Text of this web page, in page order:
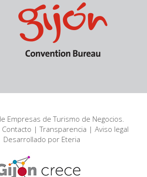
Empresas de Turismo de Negocios.
Contacto |Transparencia |Aviso legal
Desarrollado por Eteria